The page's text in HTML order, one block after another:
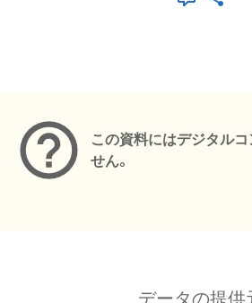
この資料にはデジタル
せん。
データの提供